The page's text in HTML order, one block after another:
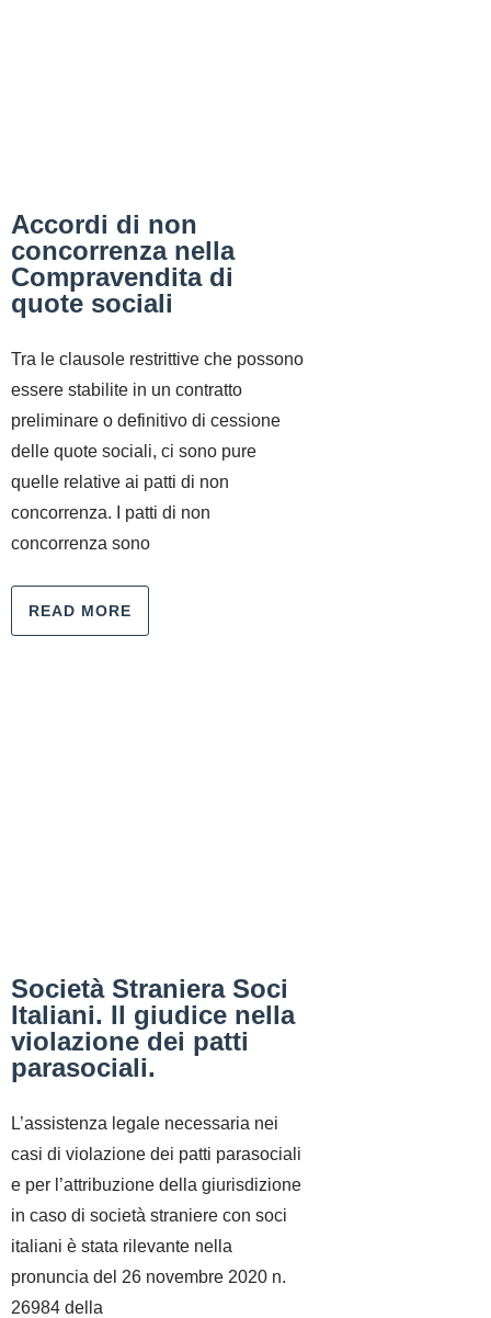
Accordi di non
concorrenza nella
Compravendita di
quote sociali
Tra le clausole restrittive che possono
essere stabilite in un contratto
preliminare o definitivo di cessione
delle quote sociali, ci sono pure
quelle relative ai patti di non
concorrenza. I patti di non
concorrenza sono
READ MORE
Società Straniera Soci
Italiani. Il giudice nella
violazione dei patti
parasociali.
L’assistenza legale necessaria nei
casi di violazione dei patti parasociali
e per l’attribuzione della giurisdizione
in caso di società straniere con soci
italiani è stata rilevante nella
pronuncia del 26 novembre 2020 n.
26984 della